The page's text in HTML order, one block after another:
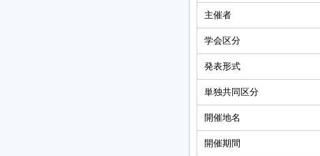
主催者
学会区分
発表形式
単独共同区分
開催地名
開催期間